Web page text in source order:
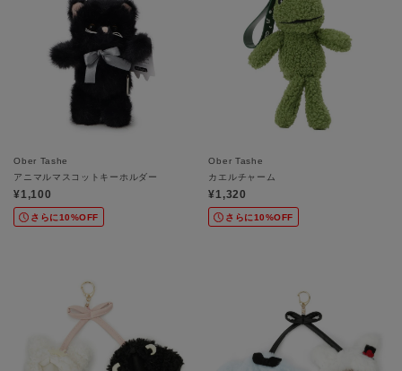
Ober Tashe
アニマルマスコットキーホルダー
¥1,100
さらに10%OFF
Ober Tashe
カエルチャーム
¥1,320
さらに10%OFF